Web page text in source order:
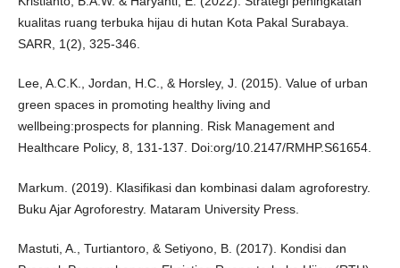
kualitas ruang terbuka hijau di hutan Kota Pakal Surabaya.
SARR, 1(2), 325-346.
Lee, A.C.K., Jordan, H.C., & Horsley, J. (2015). Value of urban
green spaces in promoting healthy living and
wellbeing:prospects for planning. Risk Management and
Healthcare Policy, 8, 131-137. Doi:org/10.2147/RMHP.S61654.
Markum. (2019). Klasifikasi dan kombinasi dalam agroforestry.
Buku Ajar Agroforestry. Mataram University Press.
Mastuti, A., Turtiantoro, & Setiyono, B. (2017). Kondisi dan